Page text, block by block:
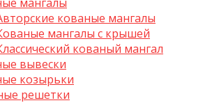
кованые мангалы
мангалы с крышей
кованый мангал
вывески
козырьки
решетки